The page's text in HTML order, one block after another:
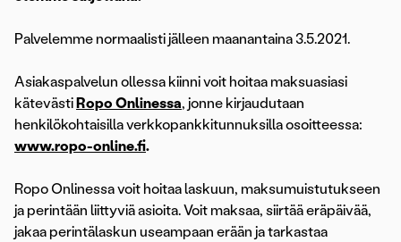
Palvelemme normaalisti jälleen maanantaina 3.5.2021.
Asiakaspalvelun ollessa kiinni voit hoitaa maksuasiasi
kätevästi Ropo Onlinessa, jonne kirjaudutaan
henkilökohtaisilla verkkopankkitunnuksilla osoitteessa:
www.ropo-online.fi.
Ropo Onlinessa voit hoitaa laskuun, maksumuistutukseen
ja perintään liittyviä asioita. Voit maksaa, siirtää eräpäivää,
jakaa perintälaskun useampaan erään ja tarkastaa